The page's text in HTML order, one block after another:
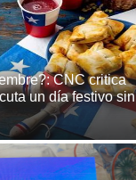
CNC critica
un día festivo sin